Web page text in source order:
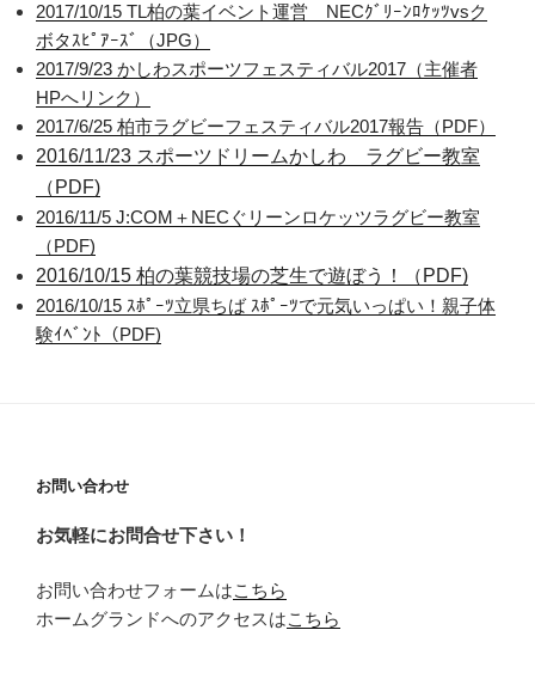
2017/10/15 TL柏の葉イベント運営 NECｸﾞﾘｰﾝﾛｹｯﾂvsク
ボタｽﾋﾟｱｰｽﾞ（JPG）
2017/9/23 かしわスポーツフェスティバル2017（主催者
HPへリンク）
2017/6/25 柏市ラグビーフェスティバル2017報告（PDF）
2016/11/23 スポーツドリームかしわ ラグビー教室
（PDF)
2016/11/5 J:COM＋NECぐリーンロケッツラグビー教室
（PDF)
2016/10/15 柏の葉競技場の芝生で遊ぼう！（PDF)
2016/10/15 ｽﾎﾟｰﾂ立県ちば ｽﾎﾟｰﾂで元気いっぱい！親子体
験ｲﾍﾞﾝﾄ（PDF)
お問い合わせ
お気軽にお問合せ下さい！
お問い合わせフォームはこちら
ホームグランドへのアクセスはこちら